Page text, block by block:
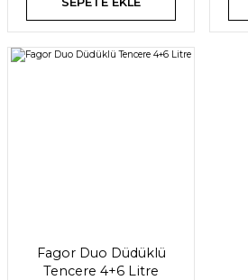
Fagor Duo Düdüklü
Tencere 4+6 Litre